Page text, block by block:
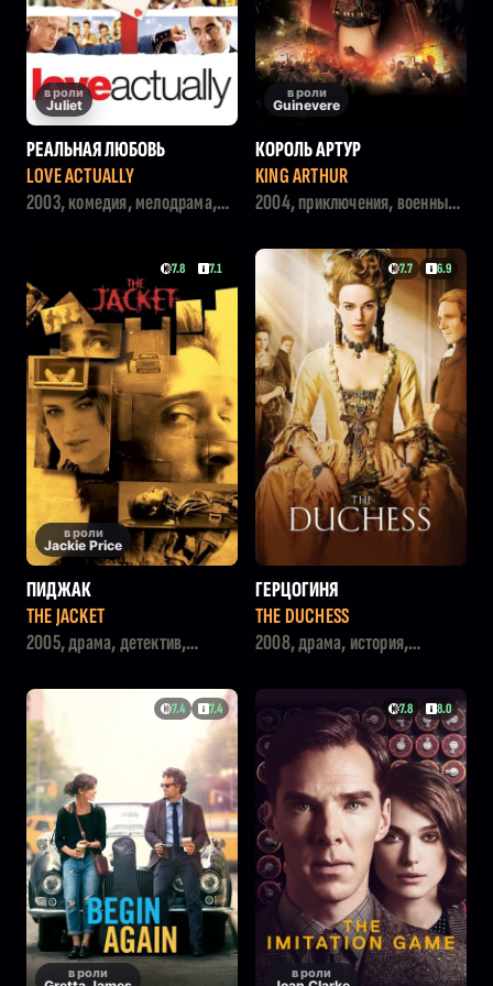
в роли
Juliet
РЕАЛЬНАЯ ЛЮБОВЬ
LOVE ACTUALLY
2003, комедия, мелодрама,
в роли
Guinevere
КОРОЛЬ АРТУР
KING ARTHUR
2004, приключения, военный,
7.8 7.1
в роли
Jackie Price
ПИДЖАК
THE JACKET
2005, драма, детектив,
7.7 6.9
ГЕРЦОГИНЯ
THE DUCHESS
2008, драма, история,
7.4 7.4
в роли
7.8 8.0
в роли